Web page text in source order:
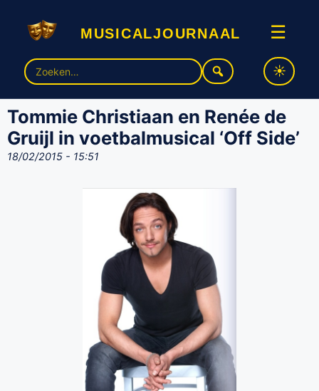
musicaljournaal ☰
Zoek
naar:
Tommie Christiaan en Renée de
Gruijl in voetbalmusical ‘Off Side’
18/02/2015 - 15:51